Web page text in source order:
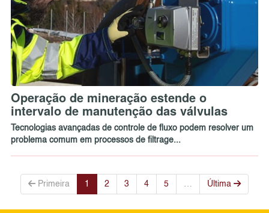
Operação de mineração estende o
intervalo de manutenção das válvulas
Tecnologias avançadas de controle de fluxo podem resolver um
problema comum em processos de filtrage...
Primeira 1 2 3 4 5 Última